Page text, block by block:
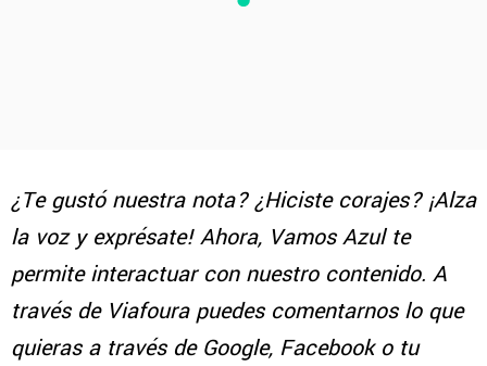
¿Te gustó nuestra nota? ¿Hiciste corajes? ¡Alza
la voz y exprésate! Ahora, Vamos Azul te
permite interactuar con nuestro contenido. A
través de Viafoura puedes comentarnos lo que
quieras a través de Google, Facebook o tu